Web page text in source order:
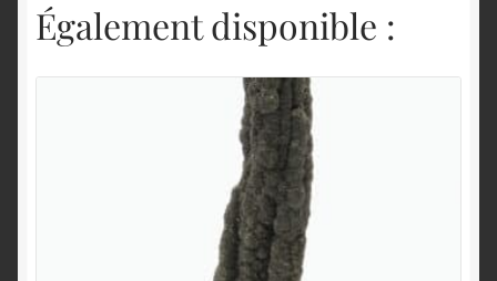
Également disponible :